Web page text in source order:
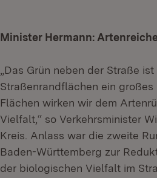
Minister Hermann:
„Das Grün neben der Straße
Straßenrandflächen ein
Flächen wirken wir dem
Vielfalt,“ so Verkehrsminister
Kreis. Anlass war die zweite
Baden-Württemberg zur
der biologischen Vielfalt im